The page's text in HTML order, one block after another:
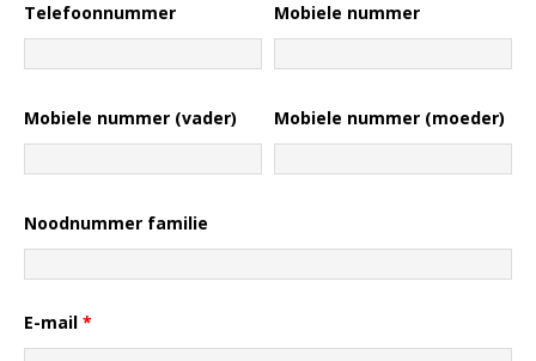
Telefoonnummer Mobiele nummer
Mobiele nummer (vader) Mobiele nummer (moeder)
Noodnummer familie
E-mail *